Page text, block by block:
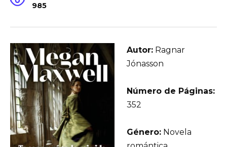
985
Autor: Ragnar
Jónasson
Número de Páginas:
352
Género: Novela